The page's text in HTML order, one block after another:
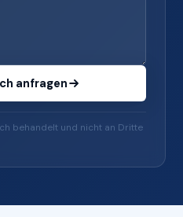
anfragen
behandelt und nicht an Dritte